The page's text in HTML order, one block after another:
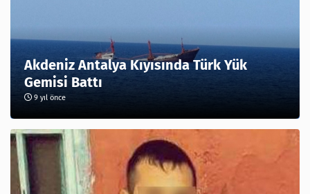
Akdeniz Antalya Kıyısında Türk Yük
Gemisi Battı
9 yıl önce